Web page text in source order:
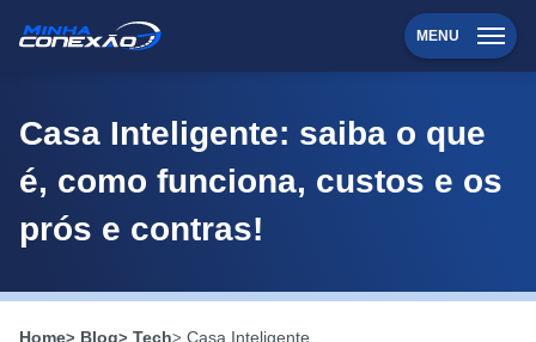
MENU
Casa Inteligente: saiba o que
é, como funciona, custos e os
prós e contras!
Home Blog Tech Casa Inteligente